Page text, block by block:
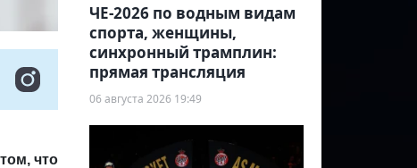
что
ЧЕ-2026 по водным видам
спорта, женщины,
синхронный трамплин:
прямая трансляция
06 августа 2026 19:49